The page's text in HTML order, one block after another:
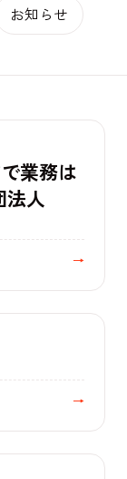
お知らせ
業務は
法人
→
→